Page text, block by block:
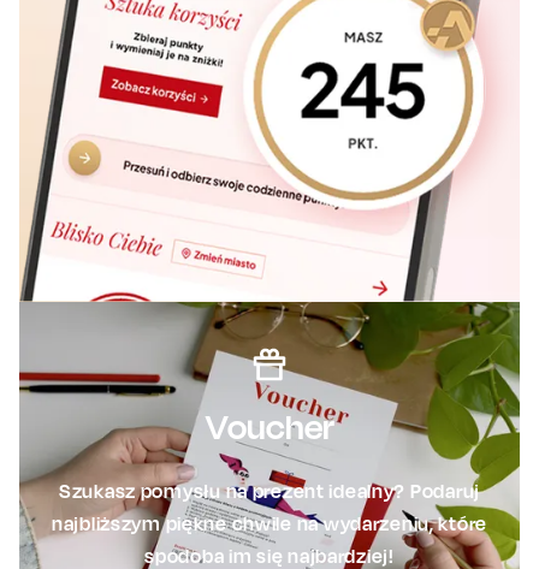
Voucher
Szukasz pomysłu na prezent idealny? Podaruj
najbliższym piękne chwile na wydarzeniu, które
spodoba im się najbardziej!